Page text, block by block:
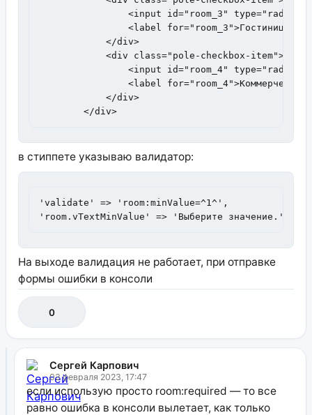
<input id="room_3" type="radio"
<label for="room_3">Гостиница</
            </div>
            <div class="pole-checkbox-item">
<input id="room_4" type="radio"
<label for="room_4">Коммерческое
            </div>
        </div>
в стиппете указываю валидатор:
'validate' => 'room:minValue=^1^',
'room.vTextMinValue' => 'Выберите значение.'
На выходе валидация не работает, при отправке
формы ошибки в консоли
0
Сергей Карпович
03 февраля 2023, 17:47
если использую просто room:required — то все
равно ошибка в консоли вылетает, как только